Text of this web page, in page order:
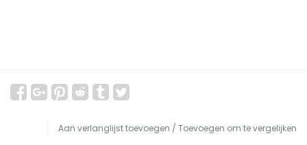
Aan verlanglijst toevoegen / Toevoegen om te vergelijken